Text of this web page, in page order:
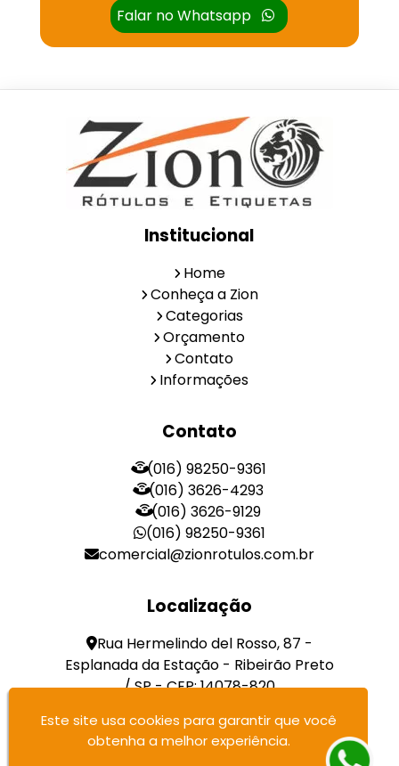
Falar no Whatsapp
Institucional
Home
Conheça a Zion
Categorias
Orçamento
Contato
Informações
Contato
(016) 98250-9361
(016) 3626-4293
(016) 3626-9129
(016) 98250-9361
comercial@zionrotulos.com.br
Localização
Rua Hermelindo del Rosso, 87 -
Esplanada da Estação - Ribeirão Preto
/ SP - CEP: 14078-820
Zion Rótulos E Etiquetas Auto Adesivas Ltda -
Este site usa cookies para garantir que você
obtenha a melhor experiência.